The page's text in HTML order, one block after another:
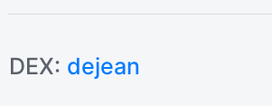
DEX: dejean